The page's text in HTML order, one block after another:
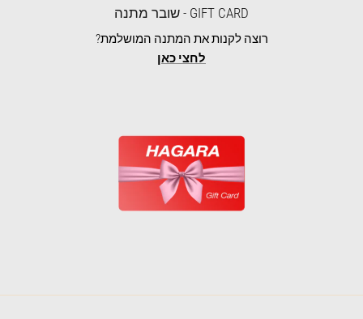
GIFT CARD - שובר מתנה
רוצה לקנות את המתנה המושלמת?
לחצי כאן